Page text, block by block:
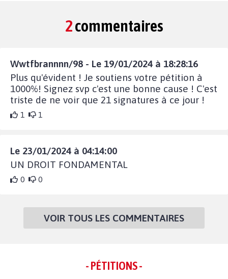
2commentaires
Wwtfbrannnn/98 - Le 19/01/2024 à 18:28:16
Plus qu'évident ! Je soutiens votre pétition à
1000%! Signez svp c'est une bonne cause ! C'est
triste de ne voir que 21 signatures à ce jour !
1 1
Le 23/01/2024 à 04:14:00
UN DROIT FONDAMENTAL
0 0
VOIR TOUS LES COMMENTAIRES
- PÉTITIONS -